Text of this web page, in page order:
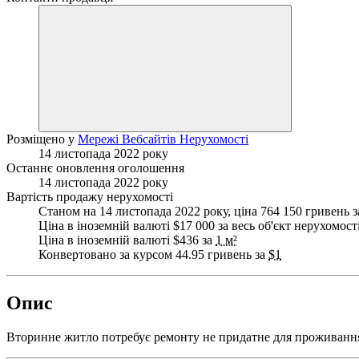
Розміщено у Мережі Вебсайтів Нерухомості
14 листопада 2022 року
Останнє оновлення оголошення
14 листопада 2022 року
Вартість продажу нерухомості
Станом на 14 листопада 2022 року, ціна 764 150 гривень
Ціна в іноземній валюті $17 000 за весь об'єкт нерухомості
Ціна в іноземній валюті $436 за 1 м²
Конвертовано за курсом 44.95 гривень за $1
Опис
Вторинне житло потребує ремонту не придатне для